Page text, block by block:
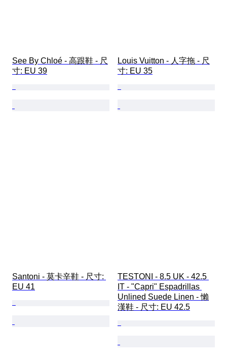
See By Chloé - 高跟鞋 - 尺
寸: EU 39
Louis Vuitton - 人字拖 - 尺
寸: EU 35
Santoni - 莫卡辛鞋 - 尺寸:
EU 41
TESTONI - 8.5 UK - 42.5
IT - "Capri" Espadrillas
Unlined Suede Linen - 懶
漢鞋 - 尺寸: EU 42.5